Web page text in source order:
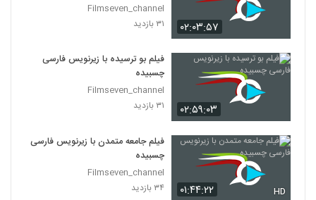
۰۲:۰۳:۵۷
Filmseven_channel
۳۱ بازدید
۰۲:۵۹:۰۳
فیلم بو ترسیده با زیرنویس فارسی
چسبیده
Filmseven_channel
۳۱ بازدید
۰۱:۴۴:۲۲ HD
فیلم جامعه متمدن با زیرنویس فارسی
چسبیده
Filmseven_channel
۳۴ بازدید